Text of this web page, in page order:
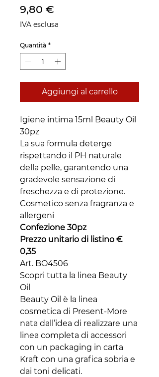
9,80 €
IVA esclusa
Quantità *
Aggiungi al carrello
Igiene intima 15ml Beauty Oil
30pz
La sua formula deterge
rispettando il PH naturale
della pelle, garantendo una
gradevole sensazione di
freschezza e di protezione.
Cosmetico senza fragranza e
allergeni
Confezione 30pz
Prezzo unitario di listino €
0,35
Art. BO4506
Scopri tutta la linea Beauty
Oil
Beauty Oil è la linea
cosmetica di Present-More
nata dall’idea di realizzare una
linea completa di accessori
con un packaging in carta
Kraft con una grafica sobria e
dai toni delicati.